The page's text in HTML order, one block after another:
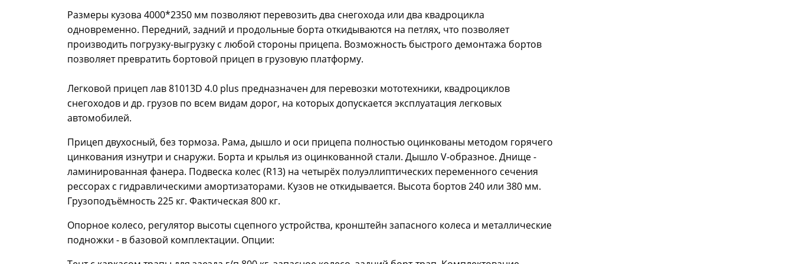
Размеры кузова 4000*2350 мм позволяют перевозить два снегохода или два квадроцикла
одновременно. Передний, задний и продольные борта откидываются на петлях, что позволяет
производить погрузку-выгрузку с любой стороны прицепа. Возможность быстрого демонтажа бортов
позволяет превратить бортовой прицеп в грузовую платформу.
Легковой прицеп лав 81013D 4.0 plus предназначен для перевозки мототехники, квадроциклов
снегоходов и др. грузов по всем видам дорог, на которых допускается эксплуатация легковых
автомобилей.
Прицеп двухосный, без тормоза. Рама, дышло и оси прицепа полностью оцинкованы методом горячего
цинкования изнутри и снаружи. Борта и крылья из оцинкованной стали. Дышло V-образное. Днище -
ламинированная фанера. Подвеска колес (R13) на четырёх полуэллиптических переменного сечения
рессорах с гидравлическими амортизаторами. Кузов не откидывается. Высота бортов 240 или 380 мм.
Грузоподъёмность 225 кг. Фактическая 800 кг.
Опорное колесо, регулятор высоты сцепного устройства, кронштейн запасного колеса и металлические
подножки - в базовой комплектации. Опции: